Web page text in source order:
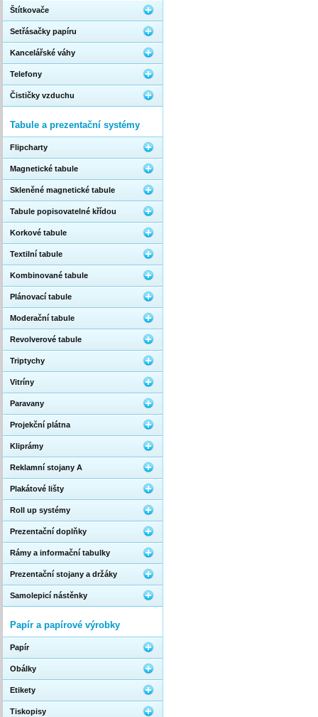
Štítkovače
Setřásačky papíru
Kancelářské váhy
Telefony
Čističky vzduchu
Tabule a prezentační systémy
Flipcharty
Magnetické tabule
Skleněné magnetické tabule
Tabule popisovatelné křídou
Korkové tabule
Textilní tabule
Kombinované tabule
Plánovací tabule
Moderační tabule
Revolverové tabule
Triptychy
Vitríny
Paravany
Projekční plátna
Kliprámy
Reklamní stojany A
Plakátové lišty
Roll up systémy
Prezentační doplňky
Rámy a informační tabulky
Prezentační stojany a držáky
Samolepicí nástěnky
Papír a papírové výrobky
Papír
Obálky
Etikety
Tiskopisy